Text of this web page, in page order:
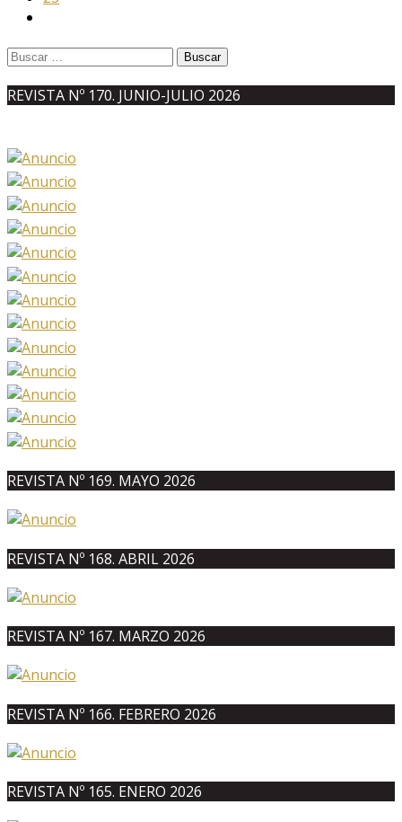
Buscar:
REVISTA Nº 170. JUNIO-JULIO 2026
REVISTA Nº 169. MAYO 2026
REVISTA Nº 168. ABRIL 2026
REVISTA Nº 167. MARZO 2026
REVISTA Nº 166. FEBRERO 2026
REVISTA Nº 165. ENERO 2026